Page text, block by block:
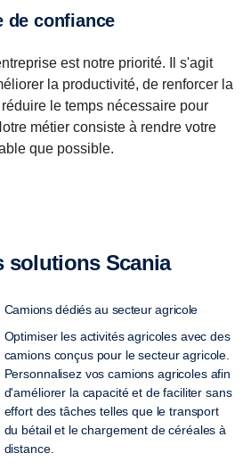
de confiance
est notre priorité. Il s'agit
la productivité, de renforcer la
le temps nécessaire pour
métier consiste à rendre votre
que possible.
solutions Scania
Camions dédiés au secteur agricole
Optimiser les activités agricoles avec des
camions conçus pour le secteur agricole.
Personnalisez vos camions agricoles afin
d'améliorer la capacité et de faciliter sans
effort des tâches telles que le transport
du bétail et le chargement de céréales à
distance.